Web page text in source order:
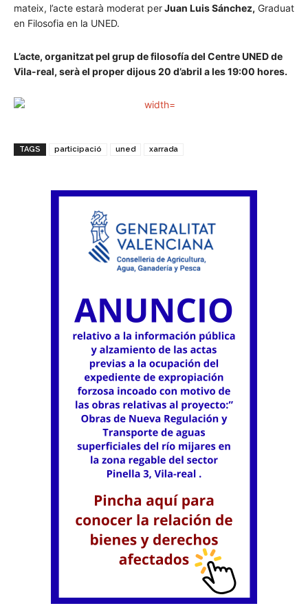
mateix, l’acte estarà moderat perJuan Luis Sánchez, Graduat
en Filosofia en la UNED.
L’acte, organitzat pel grup de filosofía del Centre UNED de
Vila-real, serà el proper dijous 20 d’abril a les 19:00 hores.
TAGS participació uned xarrada